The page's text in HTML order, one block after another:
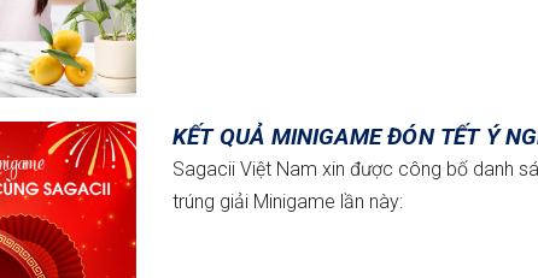
KẾT QUẢ MINIGAME ĐÓN TẾT Ý
Sagacii Việt Nam xin được công bố danh
trúng giải Minigame lần này: